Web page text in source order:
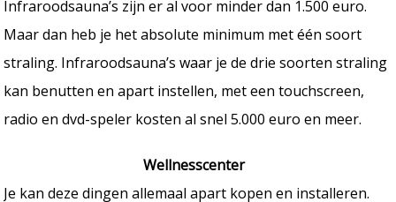
Infraroodsauna’s zijn er al voor minder dan 1.500 euro.
Maar dan heb je het absolute minimum met één soort
straling. Infraroodsauna’s waar je de drie soorten straling
kan benutten en apart instellen, met een touchscreen,
radio en dvd-speler kosten al snel 5.000 euro en meer.
Wellnesscenter
Je kan deze dingen allemaal apart kopen en installeren.